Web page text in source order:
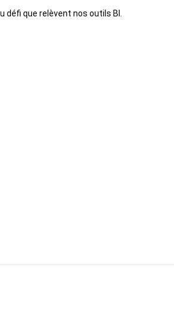
défi que relèvent nos outils BI.